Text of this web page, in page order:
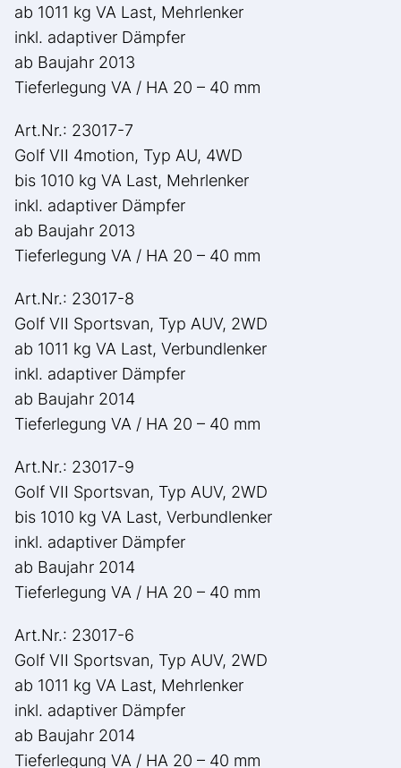
ab 1011 kg VA Last, Mehrlenker
inkl. adaptiver Dämpfer
ab Baujahr 2013
Tieferlegung VA / HA 20 – 40 mm
Art.Nr.: 23017-7
Golf VII 4motion, Typ AU, 4WD
bis 1010 kg VA Last, Mehrlenker
inkl. adaptiver Dämpfer
ab Baujahr 2013
Tieferlegung VA / HA 20 – 40 mm
Art.Nr.: 23017-8
Golf VII Sportsvan, Typ AUV, 2WD
ab 1011 kg VA Last, Verbundlenker
inkl. adaptiver Dämpfer
ab Baujahr 2014
Tieferlegung VA / HA 20 – 40 mm
Art.Nr.: 23017-9
Golf VII Sportsvan, Typ AUV, 2WD
bis 1010 kg VA Last, Verbundlenker
inkl. adaptiver Dämpfer
ab Baujahr 2014
Tieferlegung VA / HA 20 – 40 mm
Art.Nr.: 23017-6
Golf VII Sportsvan, Typ AUV, 2WD
ab 1011 kg VA Last, Mehrlenker
inkl. adaptiver Dämpfer
ab Baujahr 2014
Tieferlegung VA / HA 20 – 40 mm